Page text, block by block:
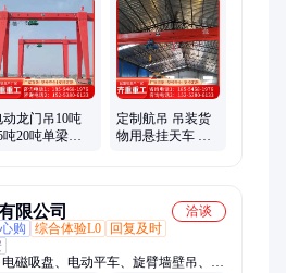
平板运输车、花架龙门吊、简易龙门
降货梯、双梁防爆行车、移动式龙门
下花龙门吊、可升降手推龙门
动龙门吊10吨
吨20吨单梁门
定制航吊 吊装货
物用悬挂天车 仓
限公司
洽谈
购 综合体验L0
回复及时
磁吸盘、电动平车、旋臂墙壁吊、单